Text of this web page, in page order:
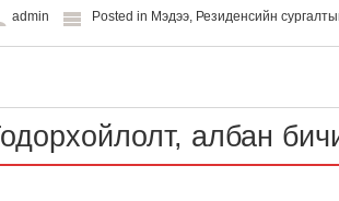
admin Posted in Мэдээ, Резиденсийн
албан